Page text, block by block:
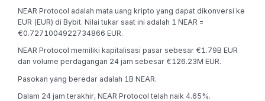
NEAR Protocol adalah mata uang kripto yang dapat dikonversi ke
EUR (EUR) di Bybit. Nilai tukar saat ini adalah 1 NEAR =
€0.7271004922734866 EUR.
NEAR Protocol memiliki kapitalisasi pasar sebesar €1.79B EUR
dan volume perdagangan 24 jam sebesar €126.23M EUR.
Pasokan yang beredar adalah 1B NEAR.
Dalam 24 jam terakhir, NEAR Protocol telah naik 4.65%.